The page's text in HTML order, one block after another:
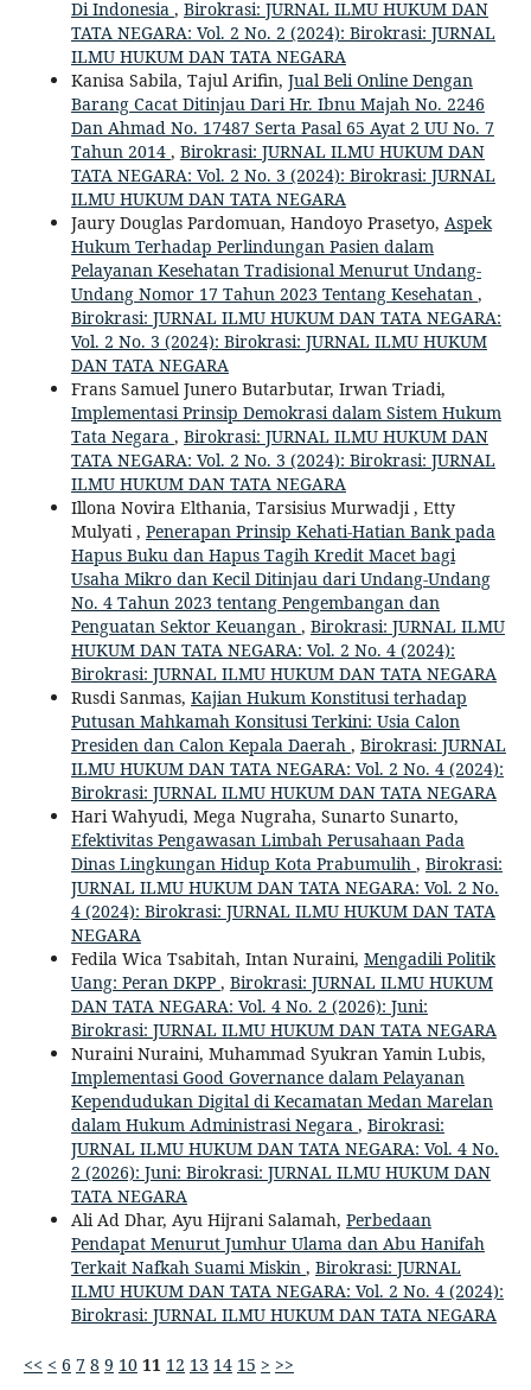
Di Indonesia , Birokrasi: JURNAL ILMU HUKUM DAN
TATA NEGARA: Vol. 2 No. 2 (2024): Birokrasi: JURNAL
ILMU HUKUM DAN TATA NEGARA
Kanisa Sabila, Tajul Arifin, Jual Beli Online Dengan
Barang Cacat Ditinjau Dari Hr. Ibnu Majah No. 2246
Dan Ahmad No. 17487 Serta Pasal 65 Ayat 2 UU No. 7
Tahun 2014 , Birokrasi: JURNAL ILMU HUKUM DAN
TATA NEGARA: Vol. 2 No. 3 (2024): Birokrasi: JURNAL
ILMU HUKUM DAN TATA NEGARA
Jaury Douglas Pardomuan, Handoyo Prasetyo, Aspek
Hukum Terhadap Perlindungan Pasien dalam
Pelayanan Kesehatan Tradisional Menurut Undang-
Undang Nomor 17 Tahun 2023 Tentang Kesehatan ,
Birokrasi: JURNAL ILMU HUKUM DAN TATA NEGARA:
Vol. 2 No. 3 (2024): Birokrasi: JURNAL ILMU HUKUM
DAN TATA NEGARA
Frans Samuel Junero Butarbutar, Irwan Triadi,
Implementasi Prinsip Demokrasi dalam Sistem Hukum
Tata Negara , Birokrasi: JURNAL ILMU HUKUM DAN
TATA NEGARA: Vol. 2 No. 3 (2024): Birokrasi: JURNAL
ILMU HUKUM DAN TATA NEGARA
Illona Novira Elthania, Tarsisius Murwadji , Etty
Mulyati , Penerapan Prinsip Kehati-Hatian Bank pada
Hapus Buku dan Hapus Tagih Kredit Macet bagi
Usaha Mikro dan Kecil Ditinjau dari Undang-Undang
No. 4 Tahun 2023 tentang Pengembangan dan
Penguatan Sektor Keuangan , Birokrasi: JURNAL ILMU
HUKUM DAN TATA NEGARA: Vol. 2 No. 4 (2024):
Birokrasi: JURNAL ILMU HUKUM DAN TATA NEGARA
Rusdi Sanmas, Kajian Hukum Konstitusi terhadap
Putusan Mahkamah Konsitusi Terkini: Usia Calon
Presiden dan Calon Kepala Daerah , Birokrasi: JURNAL
ILMU HUKUM DAN TATA NEGARA: Vol. 2 No. 4 (2024):
Birokrasi: JURNAL ILMU HUKUM DAN TATA NEGARA
Hari Wahyudi, Mega Nugraha, Sunarto Sunarto,
Efektivitas Pengawasan Limbah Perusahaan Pada
Dinas Lingkungan Hidup Kota Prabumulih , Birokrasi:
JURNAL ILMU HUKUM DAN TATA NEGARA: Vol. 2 No.
4 (2024): Birokrasi: JURNAL ILMU HUKUM DAN TATA
NEGARA
Fedila Wica Tsabitah, Intan Nuraini, Mengadili Politik
Uang: Peran DKPP , Birokrasi: JURNAL ILMU HUKUM
DAN TATA NEGARA: Vol. 4 No. 2 (2026): Juni:
Birokrasi: JURNAL ILMU HUKUM DAN TATA NEGARA
Nuraini Nuraini, Muhammad Syukran Yamin Lubis,
Implementasi Good Governance dalam Pelayanan
Kependudukan Digital di Kecamatan Medan Marelan
dalam Hukum Administrasi Negara , Birokrasi:
JURNAL ILMU HUKUM DAN TATA NEGARA: Vol. 4 No.
2 (2026): Juni: Birokrasi: JURNAL ILMU HUKUM DAN
TATA NEGARA
Ali Ad Dhar, Ayu Hijrani Salamah, Perbedaan
Pendapat Menurut Jumhur Ulama dan Abu Hanifah
Terkait Nafkah Suami Miskin , Birokrasi: JURNAL
ILMU HUKUM DAN TATA NEGARA: Vol. 2 No. 4 (2024):
Birokrasi: JURNAL ILMU HUKUM DAN TATA NEGARA
<< < 6 7 8 9 10 11 12 13 14 15 > >>